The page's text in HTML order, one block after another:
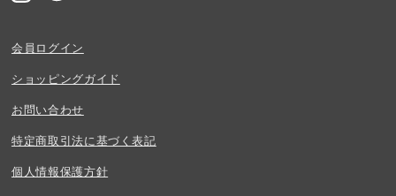
会員ログイン
ショッピングガイド
お問い合わせ
特定商取引法に基づく表記
個人情報保護方針